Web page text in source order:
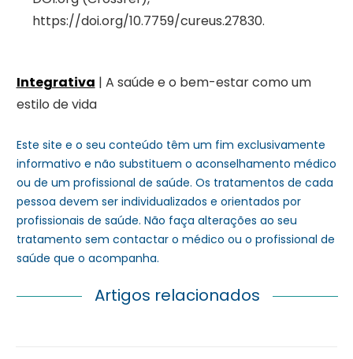
https://doi.org/10.7759/cureus.27830.
Integrativa | A saúde e o bem-estar como um
estilo de vida
Este site e o seu conteúdo têm um fim exclusivamente
informativo e não substituem o aconselhamento médico
ou de um profissional de saúde. Os tratamentos de cada
pessoa devem ser individualizados e orientados por
profissionais de saúde. Não faça alterações ao seu
tratamento sem contactar o médico ou o profissional de
saúde que o acompanha.
Artigos relacionados